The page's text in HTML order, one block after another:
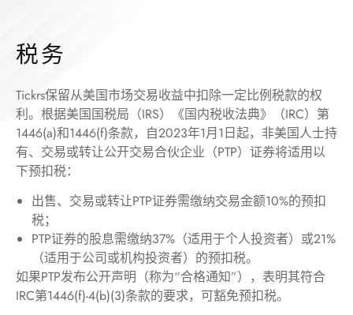
税务
Tickrs保留从美国市场交易收益中扣除一定比例税款的权
利。根据美国国税局（IRS）《国内税收法典》（IRC）第
1446(a)和1446(f)条款，自2023年1月1日起，非美国人士持
有、交易或转让公开交易合伙企业（PTP）证券将适用以
下预扣税：
出售、交易或转让PTP证券需缴纳交易金额10%的预扣
税；
PTP证券的股息需缴纳37% （适用于个人投资者）或21%
（适用于公司或机构投资者）的预扣税。
如果PTP发布公开声明（称为“合格通知”），表明其符合
IRC第1446(f)-4(b)(3)条款的要求，可豁免预扣税。